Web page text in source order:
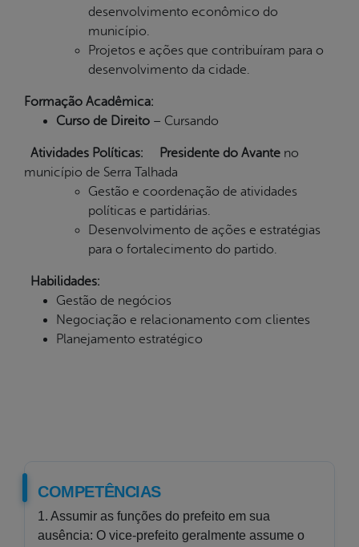
desenvolvimento econômico do
município.
Projetos e ações que contribuíram para o
desenvolvimento da cidade.
Formação Acadêmica:
Curso de Direito – Cursando
Atividades Políticas: Presidente do Avante no
município de Serra Talhada
Gestão e coordenação de atividades
políticas e partidárias.
Desenvolvimento de ações e estratégias
para o fortalecimento do partido.
Habilidades:
Gestão de negócios
Negociação e relacionamento com clientes
Planejamento estratégico
COMPETÊNCIAS
1. Assumir as funções do prefeito em sua
ausência: O vice-prefeito geralmente assume o